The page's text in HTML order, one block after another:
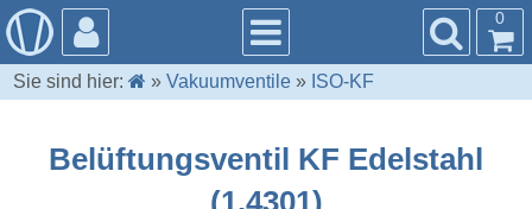
0
Sie sind hier: »Vakuumventile » ISO-KF
Belüftungsventil KF Edelstahl
(1.4301)